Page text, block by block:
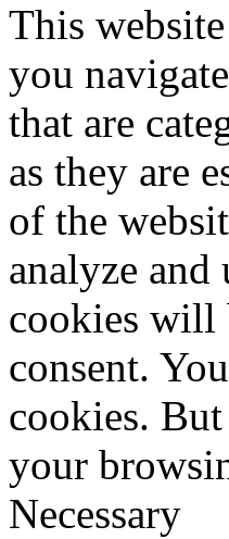
This
you
that are
as they are
of the
analyze and
cookies will
consent.
cookies.
your
Necessary